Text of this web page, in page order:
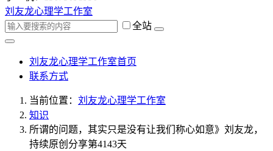
刘友龙心理学工作室
全站
刘友龙心理学工作室首页
联系方式
当前位置： 刘友龙心理学工作室
知识
所谓的问题，其实只是没有让我们称心如意》刘友龙，
持续原创分享第4143天